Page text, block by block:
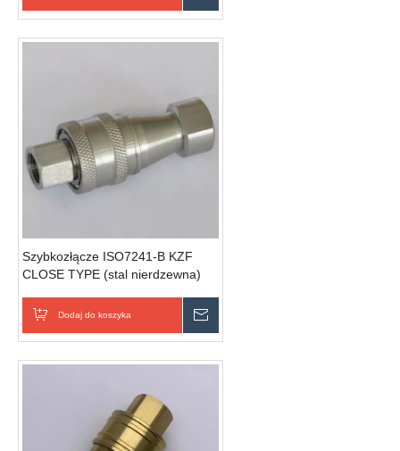
Szybkozłącze ISO7241-B KZF
CLOSE TYPE (stal nierdzewna)
Dodaj do koszyka